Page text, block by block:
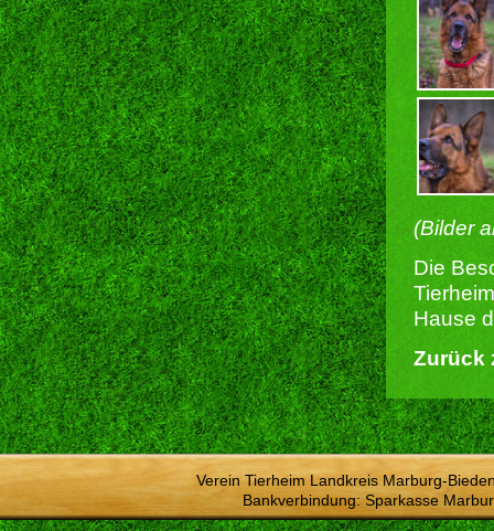
(Bilder
Die
Hause
Zurück
Verein Tierheim Landkreis Marburg-
Bankverbindung: Sparkasse